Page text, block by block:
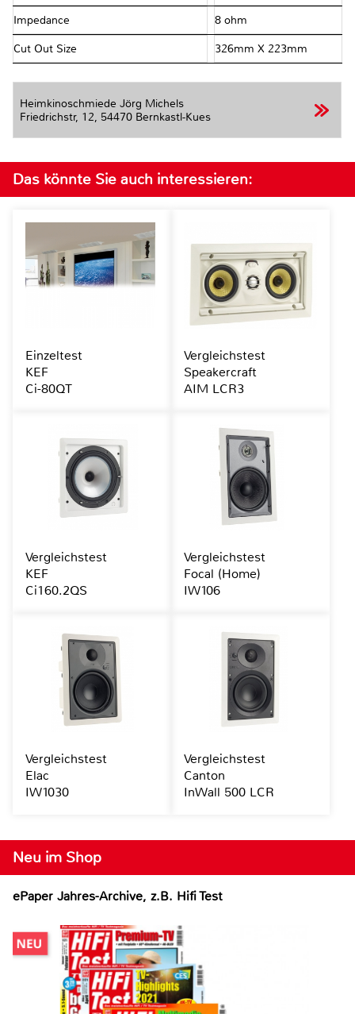
Impedance 8 ohm
Cut Out Size 326mm X 223mm
Heimkinoschmiede Jörg Michels
Friedrichstr, 12, 54470 Bernkastl-Kues
Neu im Shop
ePaper Jahres-Archive, z.B. Hifi Test
Das könnte Sie auch interessieren:
Einzeltest
KEF
Ci-80QT
Vergleichstest
Speakercraft
AIM LCR3
Vergleichstest
KEF
Ci160.2QS
Vergleichstest
Focal (Home)
IW106
Vergleichstest
Elac
IW1030
Vergleichstest
Canton
InWall 500 LCR